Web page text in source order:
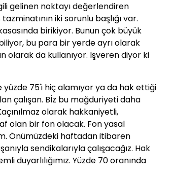
gelinen noktayı değerlendiren
iki sorunlu başlığı var.
birikiyor. Bunun çok büyük
bu para bir yerde ayrı olarak
olarak da kullanıyor. İşveren diyor ki
75'i hiç alamıyor ya da hak ettiği
çalışan. Bİz bu mağduriyeti daha
olarak hakkaniyetli,
olan bir fon olacak. Fon yasal
Önümüzdeki haftadan itibaren
sendikalarıyla çalışacağız. Hak
duyarlılığımız. Yüzde 70 oranında